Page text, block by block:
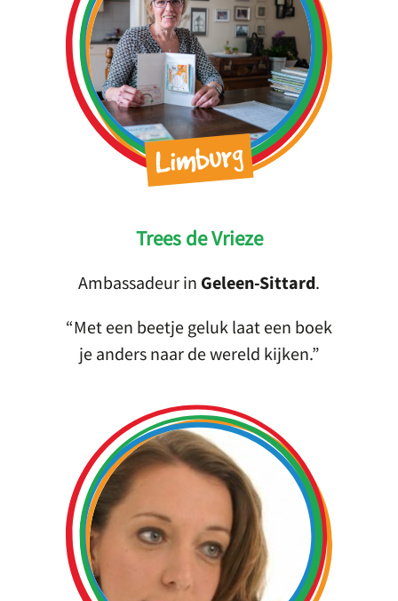
Limburg
Trees de Vrieze
Ambassadeur in Geleen-Sittard.
Met een beetje geluk laat een boek
je anders naar de wereld kijken.